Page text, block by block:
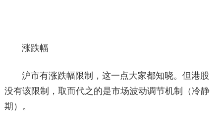
涨跌幅
沪市有涨跌幅限制，这一点大家都知晓。但港股
没有该限制，取而代之的是市场波动调节机制（冷静
期）。